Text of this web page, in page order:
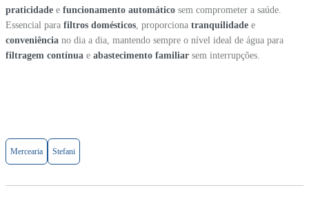
praticidade e funcionamento automático sem comprometer a saúde.
Essencial para filtros domésticos , proporciona tranquilidade e
conveniência no dia a dia, mantendo sempre o nível ideal de água para
filtragem contínua e abastecimento familiar sem interrupções.
Mercearia Stefani